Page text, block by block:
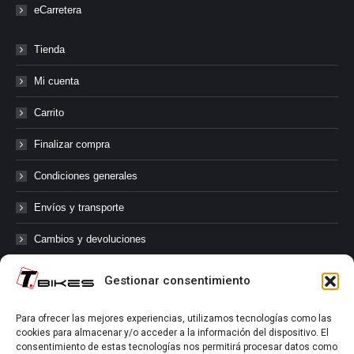
Gestionar consentimiento
Para ofrecer las mejores experiencias, utilizamos tecnologías como las
cookies para almacenar y/o acceder a la información del dispositivo. El
consentimiento de estas tecnologías nos permitirá procesar datos como
eCarretera
Tienda
Mi cuenta
Carrito
Finalizar compra
Condiciones generales
Envíos y transporte
Cambios y devoluciones
@tbikes.cat #tbikes
Síguenos en las redes sociales de Tbikes, mantente informado de